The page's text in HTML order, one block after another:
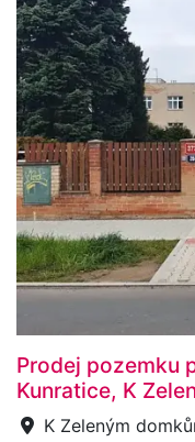
Prodej pozemku
Kunratice, K
K Zeleným